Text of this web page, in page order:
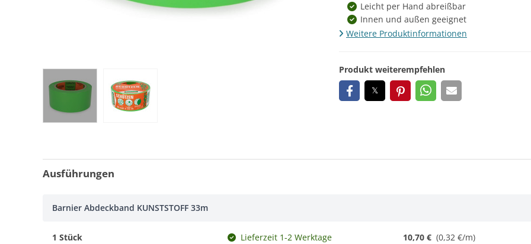
Leicht per Hand abreißbar
Innen und außen geeignet
Weitere Produktinformationen
Produkt weiterempfehlen
Ausführungen
Barnier Abdeckband KUNSTSTOFF 33m
1 Stück
Lieferzeit 1-2 Werktage 10,70 € (0,32 €/m)